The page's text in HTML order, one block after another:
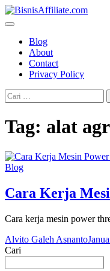
Skip
to
Blog
About
Contact
Privacy Policy
Cari
untuk:
Tag: alat
Blog
Cara Kerja
Cara kerja mesin power
Alvito Galeh Asnanto
Cari